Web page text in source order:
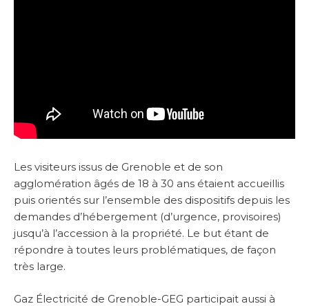
Les visiteurs issus de Grenoble et de son
agglomération âgés de 18 à 30 ans étaient accueillis
puis orientés sur l’ensemble des dispositifs depuis les
demandes d’hébergement (d’urgence, provisoires)
jusqu’à l’accession à la propriété. Le but étant de
répondre à toutes leurs problématiques, de façon
très large.
Gaz Électricité de Grenoble-GEG participait aussi à